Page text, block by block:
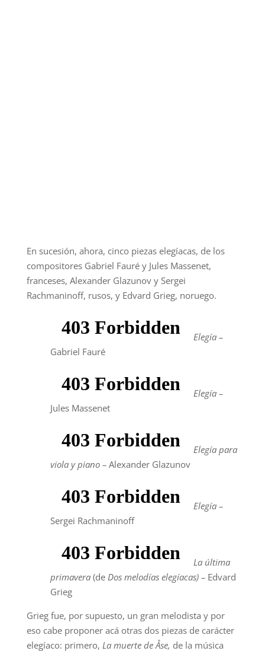
En sucesión, ahora, cinco piezas elegíacas, de los
compositores Gabriel Fauré y Jules Massenet,
franceses, Alexander Glazunov y Sergei
Rachmaninoff, rusos, y Edvard Grieg, noruego.
Elegía –
Gabriel Fauré
Elegía –
Jules Massenet
Elegía para
viola y piano – Alexander Glazunov
Elegía –
Sergei Rachmaninoff
La última
primavera (deDos melodías elegíacas) – Edvard
Grieg
Grieg fue, por supuesto, un gran melodista y por
eso cabe proponer acá otras dos piezas de carácter
elegíaco: primero, La muerte de Åse, de la música